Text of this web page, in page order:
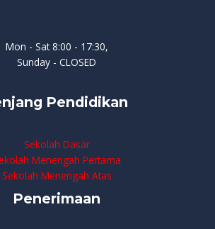
Mon - Sat 8:00 - 17:30,
Sunday - CLOSED
Pendidikan
Sekolah Dasar
Menengah Pertama
Sekolah Menengah Atas
Penerimaan